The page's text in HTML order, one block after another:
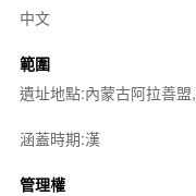
中文
範圍
遺址地點:內蒙古阿拉善
涵蓋時期:漢
管理權